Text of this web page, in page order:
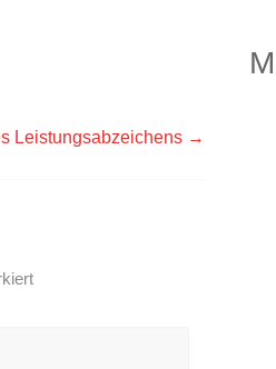
Leistungsabzeichens →